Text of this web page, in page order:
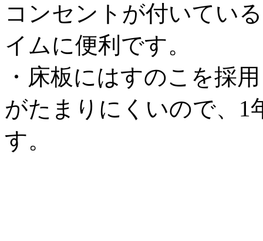
コンセントが付いてい
イムに便利です。
・床板にはすのこを採
がたまりにくいので、1
す。